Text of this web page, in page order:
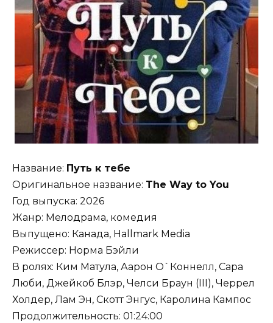
Название: Путь к тебе
Оригинальное название: The Way to You
Год выпуска: 2026
Жанр: Мелодрама, комедия
Выпущено: Канада, Hallmark Media
Режиссер: Норма Бэйли
В ролях: Ким Матула, Аарон О`Коннелл, Сара
Люби, Джейкоб Блэр, Челси Браун (III), Черрел
Холдер, Лам Эн, Скотт Энгус, Каролина Кампос
Продолжительность: 01:24:00